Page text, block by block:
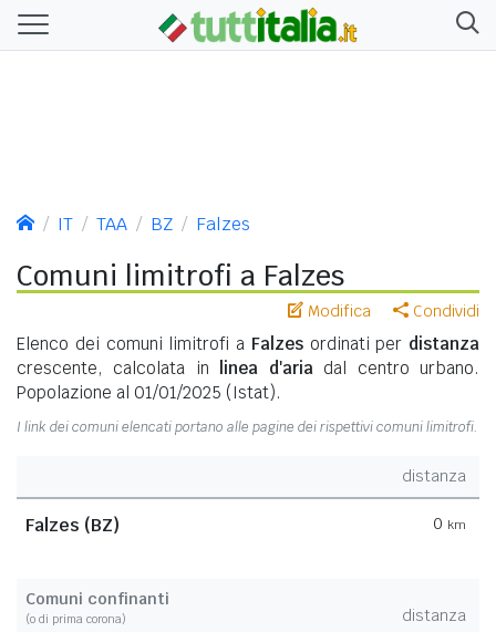
IT TAA BZ Falzes
Comuni limitrofi a Falzes
Modifica Condividi
Elenco dei comuni limitrofi a Falzesordinati per distanza
crescente, calcolata in
linea d'aria dal centro urbano.
Popolazione al 01/01/2025 (Istat).
I link dei comuni elencati portano alle pagine dei rispettivi comuni limitrofi.
distanza
Falzes (BZ) 0 km
Comuni confinanti
(o di prima corona) distanza